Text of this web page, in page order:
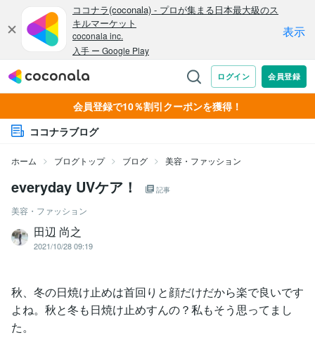
会員登録で10％割引クーポンを獲得！
ココナラブログ
ホーム ブログトップ ブログ 美容・ファッション
everyday UVケア！ 記事
美容・ファッション
田辺 尚之
2021/10/28 09:19
秋、冬の日焼け止めは首回りと顔だけだから楽で良いです
よね。秋と冬も日焼け止めすんの？私もそう思ってまし
た。